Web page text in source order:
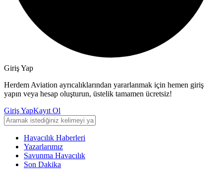
Giriş Yap
Herdem Aviation ayrıcalıklarından yararlanmak için hemen giriş
yapın veya hesap oluşturun, üstelik tamamen ücretsiz!
Giriş YapKayıt Ol
Havacılık Haberleri
Yazarlarımız
Savunma Havacılık
Son Dakika